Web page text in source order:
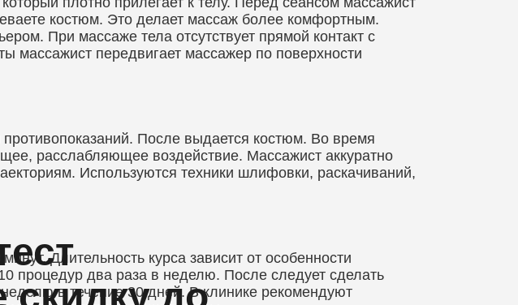
костюм. Это делает массаж более комфортным.
При массаже тела отсутствует прямой контакт с
массажист передвигает массажер по поверхности
противопоказаний. После выдается костюм. Во время
расслабляющее воздействие. Массажист аккуратно
Используются техники шлифовки, раскачиваний,
Длительность курса зависит от особенности
процедур два раза в неделю. После следует сделать
в течение 30 дней. В клинике рекомендуют
скидку до